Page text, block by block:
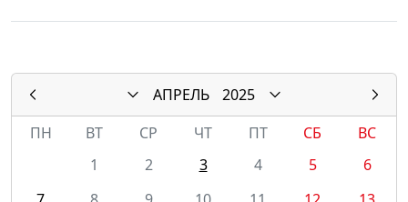
АПРЕЛЬ
2025
ПН
ВТ СР ЧТ ПТ СБ
ВС
1
2 3 4 5
6